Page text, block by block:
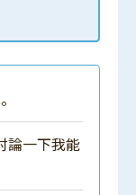
論一下我能